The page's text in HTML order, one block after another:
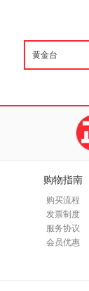
购物指南
购买流程
发票制度
服务协议
会员优惠